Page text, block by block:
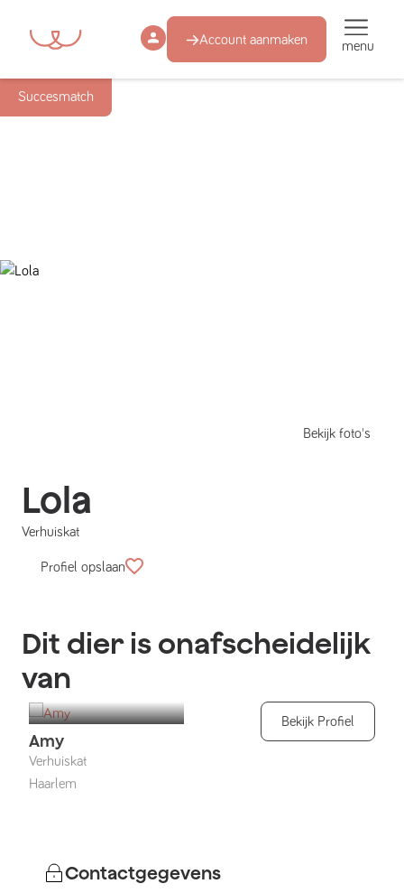
Account aanmaken menu
Succesmatch
Bekijk foto's
Lola
Verhuiskat
Profiel opslaan
Dit dier is onafscheidelijk
van
Amy
Verhuiskat
Haarlem
Bekijk Profiel
Contactgegevens